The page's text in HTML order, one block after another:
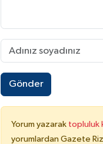
Gönder
Yorum yazarak topluluk
yorumlardan Gazete